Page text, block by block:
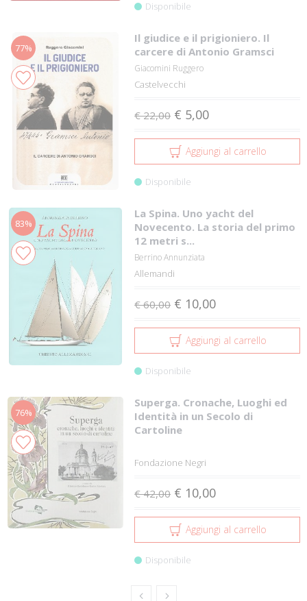
Disponibile
77%
Il giudice e il prigioniero. Il
carcere di Antonio Gramsci
Giacomini Ruggero
Castelvecchi
€ 22,00 € 5,00
Aggiungi al carrello
Disponibile
83%
La Spina. Uno yacht del
Novecento. La storia del primo
12 metri s...
Berrino Annunziata
Allemandi
€ 60,00 € 10,00
Aggiungi al carrello
Disponibile
76%
Superga. Cronache, Luoghi ed
Identità in un Secolo di
Cartoline
Fondazione Negri
€ 42,00 € 10,00
Aggiungi al carrello
Disponibile